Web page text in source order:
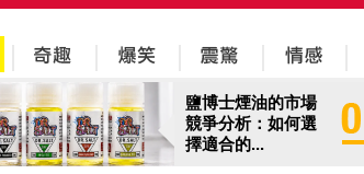
鹽博士煙油的市場
競爭分析：如何選
擇適合的...